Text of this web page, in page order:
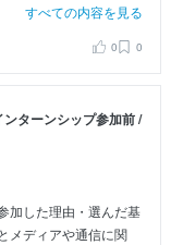
すべての内容を見る
0 0
ンターンシップ参加前 /
加した理由・選んだ基
メディアや通信に関